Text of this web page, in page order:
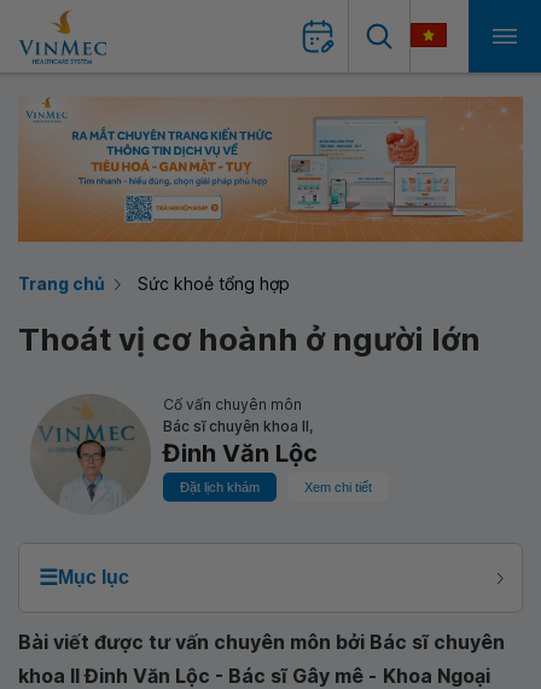
Trang chủ Sức khoẻ tổng hợp
Thoát vị cơ hoành ở người lớn
Cố vấn chuyên môn
Bác sĩ chuyên khoa II,
Đinh Văn Lộc
Đặt lịch khám Xem chi tiết
☰Mục lục
Bài viết được tư vấn chuyên môn bởi Bác sĩ chuyên
khoa II Đinh Văn Lộc - Bác sĩ Gây mê - Khoa Ngoại